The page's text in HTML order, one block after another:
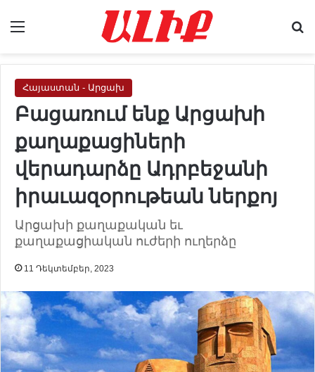
Հայաստան - Արցախ
Բացառում ենք Արցախի
քաղաքացիների
վերադարձը Ադրբեջանի
իրաւազօրութեան ներքոյ
Արցախի քաղաքական եւ
քաղաքացիական ուժերի ուղերձը
11 Դեկտեմբեր, 2023